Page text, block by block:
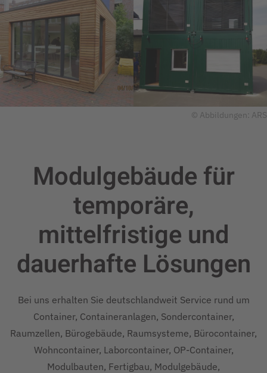
© Abbildungen: ARS
Modulgebäude für
temporäre,
mittelfristige und
dauerhafte Lösungen
Bei uns erhalten Sie deutschlandweit Service rund um
Container, Containeranlagen, Sondercontainer,
Raumzellen, Bürogebäude, Raumsysteme, Bürocontainer,
Wohncontainer, Laborcontainer, OP-Container,
Modulbauten, Fertigbau, Modulgebäude,